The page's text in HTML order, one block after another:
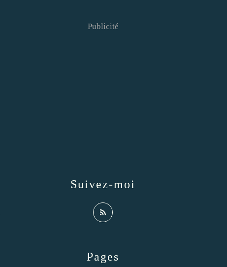
Pages
Suivez-moi
Publicité